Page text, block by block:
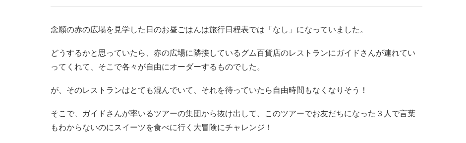
念願の赤の広場を見学した日のお昼ごはんは旅行日程表では「なし」になっていました。
どうするかと思っていたら、赤の広場に隣接しているグム百貨店のレストランにガイドさんが連れてい
ってくれて、そこで各々が自由にオーダーするものでした。
が、そのレストランはとても混んでいて、それを待っていたら自由時間もなくなりそう！
そこで、ガイドさんが率いるツアーの集団から抜け出して、このツアーでお友だちになった３人で言葉
もわからないのにスイーツを食べに行く大冒険にチャレンジ！